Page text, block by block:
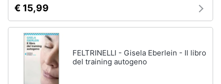
€ 15,99
FELTRINELLI - Gisela Eberlein - Il libro
del training autogeno